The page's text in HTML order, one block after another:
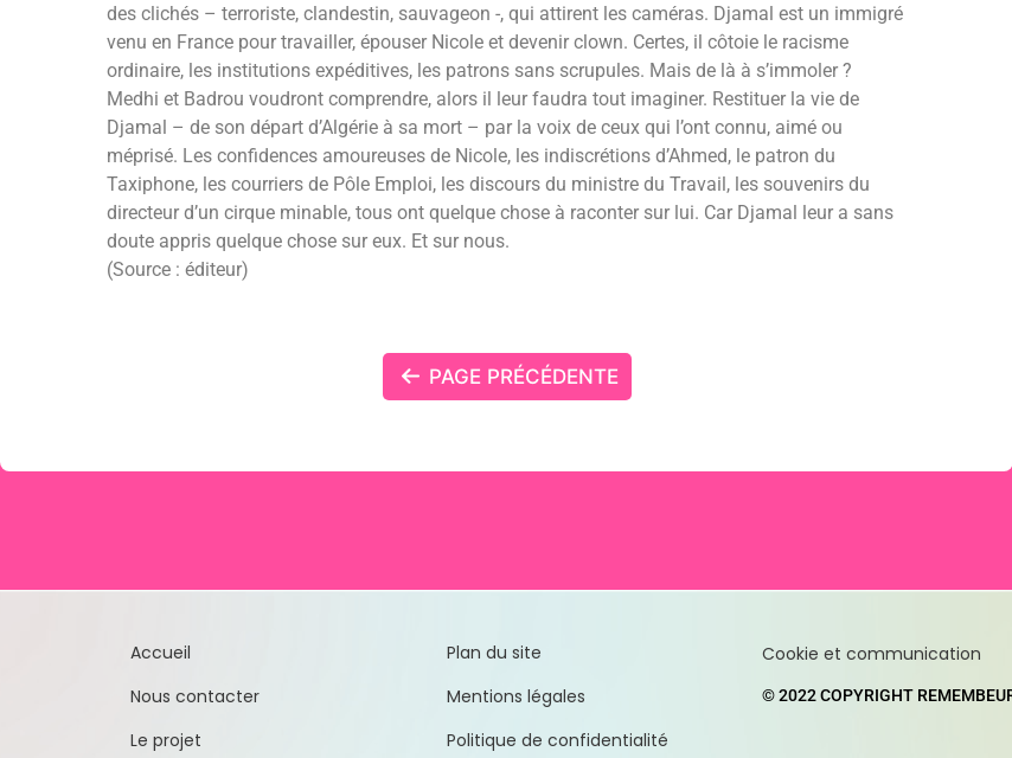
des clichés – terroriste, clandestin, sauvageon -, qui attirent les caméras. Djamal est un immigré
venu en France pour travailler, épouser Nicole et devenir clown. Certes, il côtoie le racisme
ordinaire, les institutions expéditives, les patrons sans scrupules. Mais de là à s’immoler ?
Medhi et Badrou voudront comprendre, alors il leur faudra tout imaginer. Restituer la vie de
Djamal – de son départ d’Algérie à sa mort – par la voix de ceux qui l’ont connu, aimé ou
méprisé. Les confidences amoureuses de Nicole, les indiscrétions d’Ahmed, le patron du
Taxiphone, les courriers de Pôle Emploi, les discours du ministre du Travail, les souvenirs du
directeur d’un cirque minable, tous ont quelque chose à raconter sur lui. Car Djamal leur a sans
doute appris quelque chose sur eux. Et sur nous.
(Source : éditeur)
PAGE PRÉCÉDENTE
Accueil
Nous contacter
Le projet
Plan du site
Mentions légales
Politique de confidentialité
Cookie et communication
© 2022 COPYRIGHT